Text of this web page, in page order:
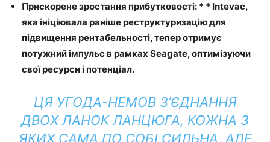
Прискорене зростання прибутковості: * * Intevac,
яка ініціювала раніше реструктуризацію для
підвищення рентабельності, тепер отримує
потужний імпульс в рамках Seagate, оптимізуючи
свої ресурси і потенціал.
ЦЯ УГОДА-НЕМОВ З’ЄДНАННЯ
ДВОХ ЛАНОК ЛАНЦЮГА, КОЖНА З
ЯКИХ САМА ПО СОБІ СИЛЬНА, АЛЕ